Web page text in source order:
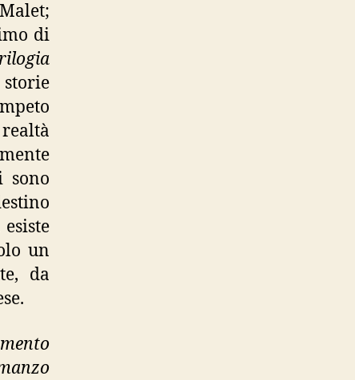
di
sono
un
da